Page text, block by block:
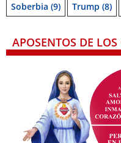
Soberbia (9) Trump (8)
APOSENTOS DE